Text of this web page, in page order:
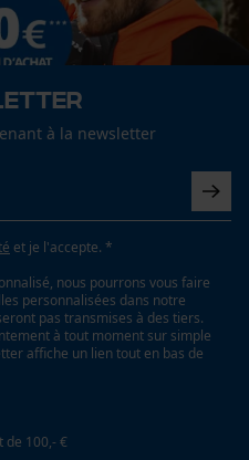
à la newsletter
et je l'accepte. *
nous pourrons vous faire
personnalisées dans notre
pas transmises à des tiers.
à tout moment sur simple
affiche un lien tout en bas de
100,- €